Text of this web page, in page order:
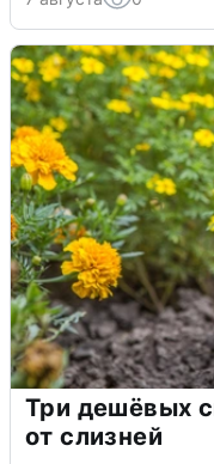
Три дешёвых
от слизней